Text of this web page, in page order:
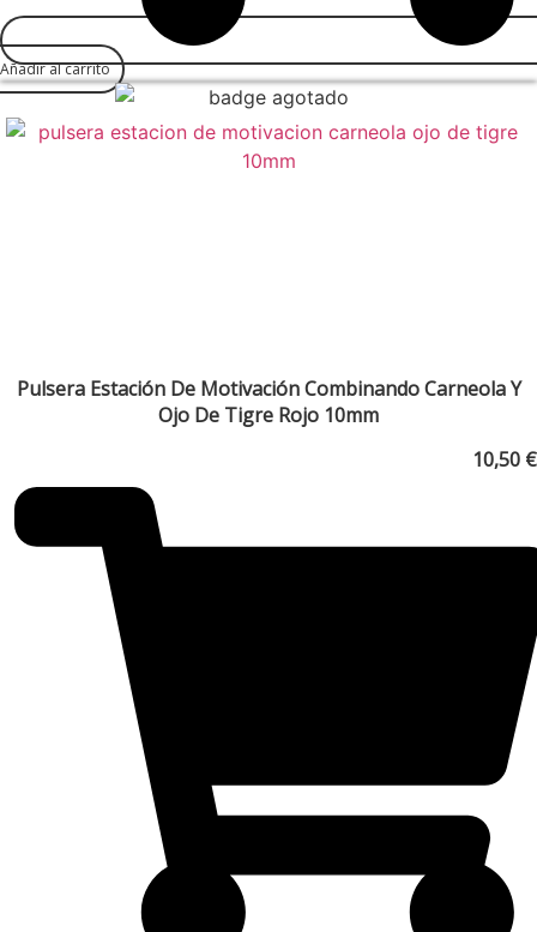
Añadir al carrito
Pulsera Estación De Motivación Combinando Carneola Y
Ojo De Tigre Rojo 10mm
10,50 €